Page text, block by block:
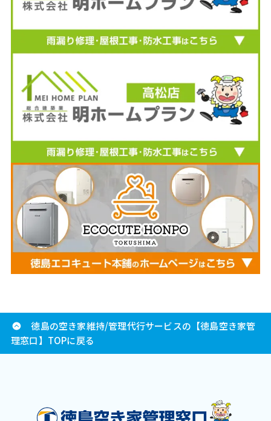
徳島の空き家維持/管理代行サービスの【徳島空き家管
理窓口】TOPに戻る